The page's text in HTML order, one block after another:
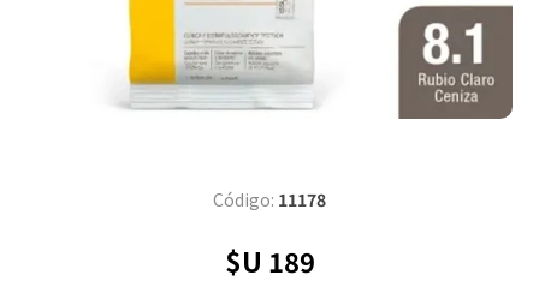
Código: 11178
$U 189